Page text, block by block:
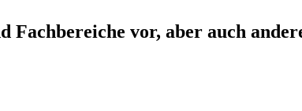
Fachbereiche vor, aber auch